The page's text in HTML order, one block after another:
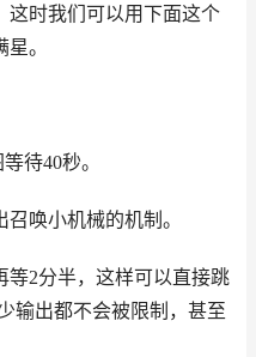
这时我们可以用下面这个
。
待40秒。
唤小机械的机制。
2分半，这样可以直接跳
输出都不会被限制，甚至